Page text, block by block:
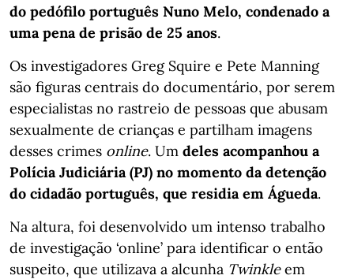
do pedófilo português Nuno Melo, condenado a
uma pena de prisão de 25 anos.
Os investigadores Greg Squire e Pete Manning
são figuras centrais do documentário, por serem
especialistas no rastreio de pessoas que abusam
sexualmente de crianças e partilham imagens
desses crimes online. Um deles acompanhou a
Polícia Judiciária (PJ) no momento da detenção
do cidadão português, que residia em Águeda.
Na altura, foi desenvolvido um intenso trabalho
de investigação ‘online’ para identificar o então
suspeito, que utilizava a alcunha Twinkleem